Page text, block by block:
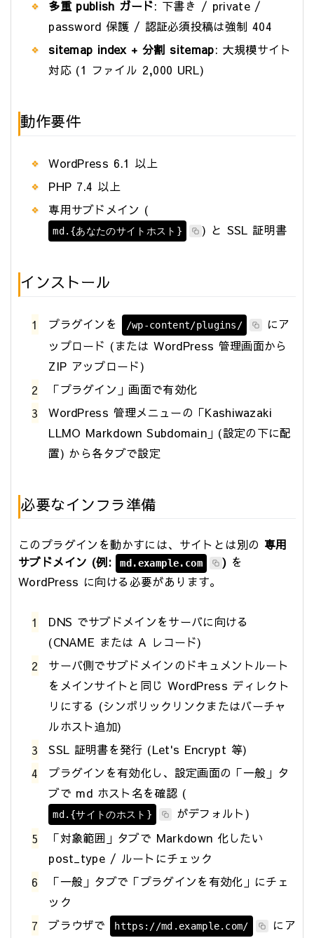
多重 publish ガード: 下書き / private /
password 保護 / 認証必須投稿は強制 404
sitemap index + 分割 sitemap: 大規模サイト
対応 (1 ファイル 2,000 URL)
動作要件
WordPress 6.1 以上
PHP 7.4 以上
専用サブドメイン (
md.{あなたのサイトホスト} ) と SSL 証明書
インストール
プラグインを /wp-content/plugins/
にア
ップロード (または WordPress 管理画面から
ZIP アップロード)
「プラグイン」画面で有効化
WordPress 管理メニューの「Kashiwazaki
LLMO Markdown Subdomain」(設定の下に配
置) から各タブで設定
必要なインフラ準備
このプラグインを動かすには、サイトとは別の 専用
サブドメイン (例:
md.example.com ) を
WordPress に向ける必要があります。
DNS でサブドメインをサーバに向ける
(CNAME または A レコード)
サーバ側でサブドメインのドキュメントルート
をメインサイトと同じ WordPress ディレクト
リにする (シンボリックリンクまたはバーチャ
ルホスト追加)
SSL 証明書を発行 (Let's Encrypt 等)
プラグインを有効化し、設定画面の「一般」タ
ブで md ホスト名を確認 (
md.{サイトのホスト}
がデフォルト)
「対象範囲」タブで Markdown 化したい
post_type / ルートにチェック
「一般」タブで「プラグインを有効化」にチェ
ック
ブラウザで
https://md.example.com/
にア